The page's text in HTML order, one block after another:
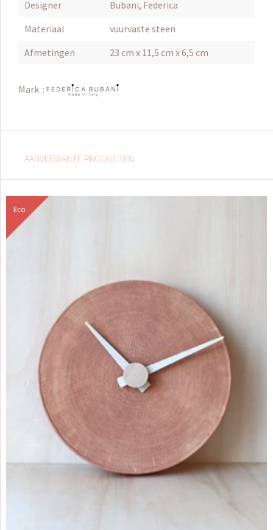
Designer
Bubani, Federica
Materiaal
vuurvaste steen
Afmetingen
23 cm x 11,5 cm x 6,5 cm
Mark :
AANVERWANTE PRODUCTEN
Eco